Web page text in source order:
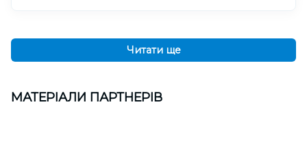
Читати ще
МАТЕРІАЛИ ПАРТНЕРІВ